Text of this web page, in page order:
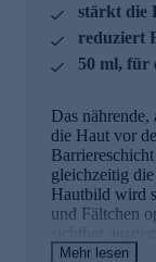
stärkt die
reduziert
50 ml, für
Das
die Haut vor
gleichzeitig
Hautbild wird
und Fältchen
sichtbar
Mehr lesen